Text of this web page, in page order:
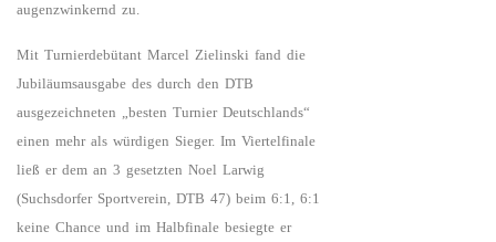
augenzwinkernd zu.
Mit Turnierdebütant Marcel Zielinski fand die
Jubiläumsausgabe des durch den DTB
ausgezeichneten „besten Turnier Deutschlands“
einen mehr als würdigen Sieger. Im Viertelfinale
ließ er dem an 3 gesetzten Noel Larwig
(Suchsdorfer Sportverein, DTB 47) beim 6:1, 6:1
keine Chance und im Halbfinale besiegte er